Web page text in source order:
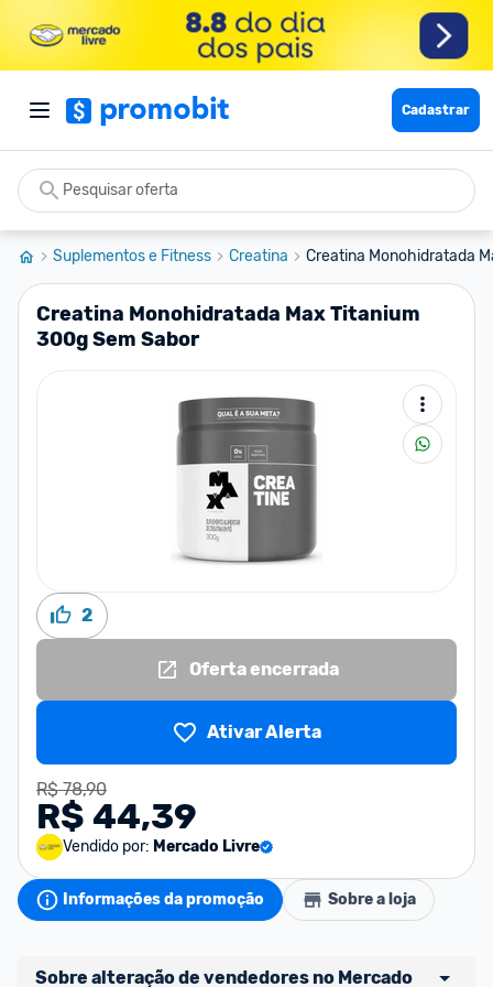
Cadastrar
Suplementos e Fitness Creatina Creatina Monohidratada
Creatina Monohidratada Max Titanium
300g Sem Sabor
2
Oferta encerrada
Ativar Alerta
R$ 78,90
R$ 44,39
Vendido por: Mercado Livre
Informações da promoção Sobre a loja
Sobre alteração de vendedores no Mercado